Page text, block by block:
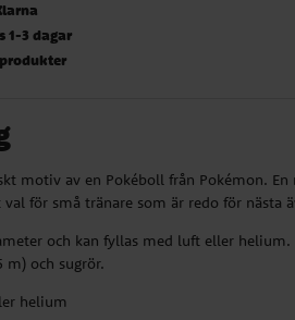
1-3 dagar
motiv av en Pokéboll från Pokémon.
för små tränare som är redo för nästa
och kan fyllas med luft eller helium.
m) och sugrör.
helium